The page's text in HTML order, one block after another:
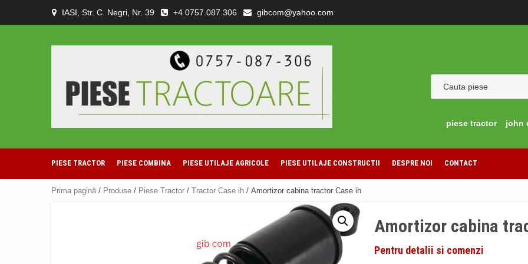
IASI, Str. C. Negri, Nr. 39 +4 0757.087.306 gibcom@yahoo.com
piese tractor
john
PIESE TRACTOR PIESE COMBINA PIESE UTILAJE AGRICOLE PIESE UTILAJE CONSTRUCTII DESPRE NOI CONTACT
Prima pagină / Produse / Piese Tractor / Tractor Case ih / Amortizor cabina tractor Case ih
Amortizor cabina
Pentru detalii si comenzi